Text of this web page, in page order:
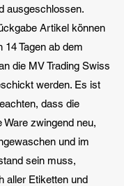
ausgeschlossen.
Artikel können
14 Tagen ab dem
die MV Trading Swiss
werden. Es ist
dass die
zwingend neu,
und im
sein muss,
aller Etiketten und